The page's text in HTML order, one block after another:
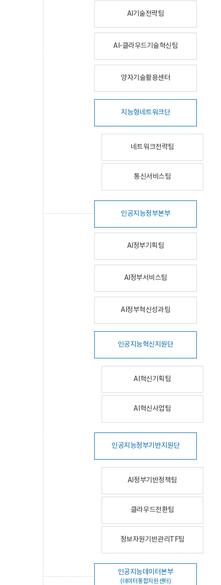
AI기술전략팀
AI-클라우드기술혁신팀
양자기술활용센터
지능형네트워크단
네트워크전략팀
통신서비스팀
인공지능정부본부
AI정부기획팀
AI정부서비스팀
AI정부혁신성과팀
인공지능혁신지원단
AI혁신기획팀
AI혁신사업팀
인공지능정부기반지원단
AI정부기반정책팀
클라우드전환팀
정보자원기반관리TF팀
인공지능데이터본부
(데이터통합지원센터)